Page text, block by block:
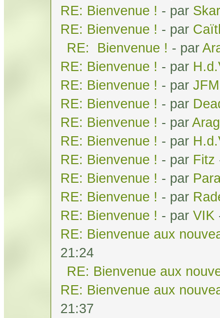
RE: Bienvenue ! - par
RE: Bienvenue ! - par
RE: Bienvenue ! - par
RE: Bienvenue ! - par
RE: Bienvenue ! - par JFM
RE: Bienvenue ! - par
RE: Bienvenue ! - par
RE: Bienvenue ! - par
RE: Bienvenue ! - par Fitz
RE: Bienvenue ! - par
RE: Bienvenue ! - par
RE: Bienvenue ! - par VIK
RE: Bienvenue aux
21:24
RE: Bienvenue aux
RE: Bienvenue aux
21:37